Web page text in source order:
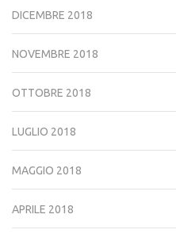
DICEMBRE 2018
NOVEMBRE 2018
OTTOBRE 2018
LUGLIO 2018
MAGGIO 2018
APRILE 2018